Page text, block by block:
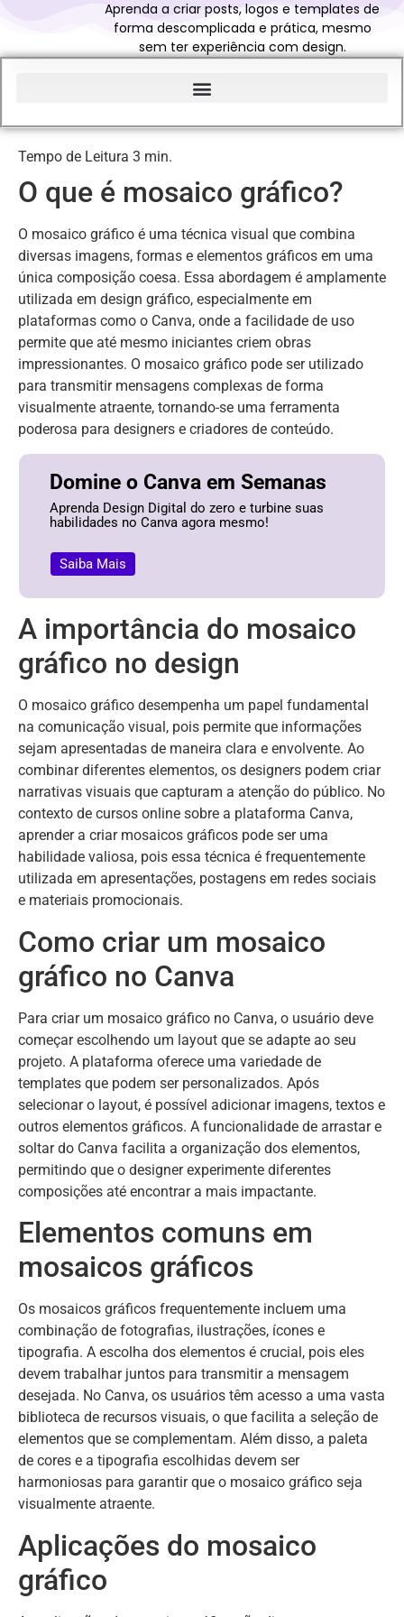
Aprenda a criar posts, logos e templates de
forma descomplicada e prática, mesmo
sem ter experiência com design.
O que é mosaico gráfico?
O mosaico gráfico é uma técnica visual que combina
diversas imagens, formas e elementos gráficos em uma
única composição coesa. Essa abordagem é amplamente
utilizada em design gráfico, especialmente em
plataformas como o Canva, onde a facilidade de uso
permite que até mesmo iniciantes criem obras
impressionantes. O mosaico gráfico pode ser utilizado
para transmitir mensagens complexas de forma
visualmente atraente, tornando-se uma ferramenta
poderosa para designers e criadores de conteúdo.
Domine o Canva em Semanas
Aprenda Design Digital do zero e turbine suas
habilidades no Canva agora mesmo!
Saiba Mais
A importância do mosaico
gráfico no design
O mosaico gráfico desempenha um papel fundamental
na comunicação visual, pois permite que informações
sejam apresentadas de maneira clara e envolvente. Ao
combinar diferentes elementos, os designers podem criar
narrativas visuais que capturam a atenção do público. No
contexto de cursos online sobre a plataforma Canva,
aprender a criar mosaicos gráficos pode ser uma
habilidade valiosa, pois essa técnica é frequentemente
utilizada em apresentações, postagens em redes sociais
e materiais promocionais.
Como criar um mosaico
gráfico no Canva
Para criar um mosaico gráfico no Canva, o usuário deve
começar escolhendo um layout que se adapte ao seu
projeto. A plataforma oferece uma variedade de
templates que podem ser personalizados. Após
selecionar o layout, é possível adicionar imagens, textos e
outros elementos gráficos. A funcionalidade de arrastar e
soltar do Canva facilita a organização dos elementos,
permitindo que o designer experimente diferentes
composições até encontrar a mais impactante.
Elementos comuns em
mosaicos gráficos
Os mosaicos gráficos frequentemente incluem uma
combinação de fotografias, ilustrações, ícones e
tipografia. A escolha dos elementos é crucial, pois eles
devem trabalhar juntos para transmitir a mensagem
desejada. No Canva, os usuários têm acesso a uma vasta
biblioteca de recursos visuais, o que facilita a seleção de
elementos que se complementam. Além disso, a paleta
de cores e a tipografia escolhidas devem ser
harmoniosas para garantir que o mosaico gráfico seja
visualmente atraente.
Aplicações do mosaico
gráfico